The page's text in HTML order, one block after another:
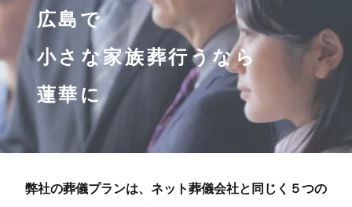
広島で
小さな家族葬行うなら
蓮華に
弊社の葬儀プランは、ネット葬儀会社と同じく５つの